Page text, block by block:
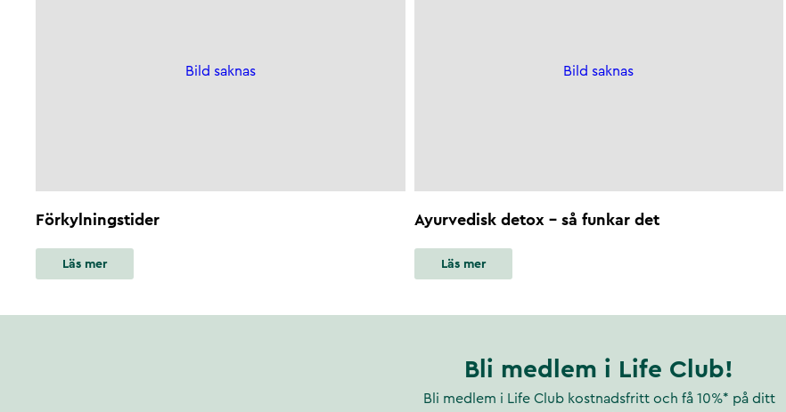
Bild saknas
Förkylningstider
Läs mer
Bild saknas
Ayurvedisk detox - så funkar det
Läs mer
Bli medlem i Life Club!
Bli medlem i Life Club kostnadsfritt och få 10%* på ditt